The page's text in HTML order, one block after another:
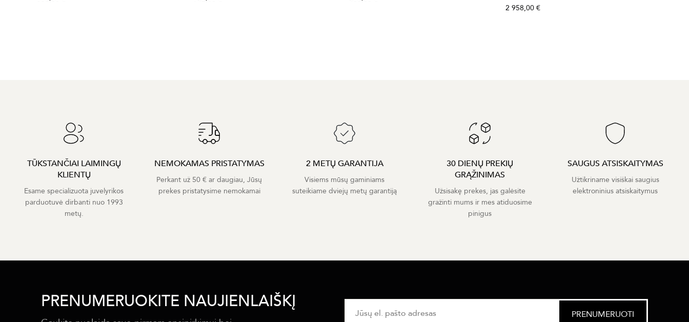
2 958,00 €
TŪKSTANČIAI LAIMINGŲ
KLIENTŲ
Esame specializuota juvelyrikos
parduotuvė dirbanti nuo 1993
metų.
NEMOKAMAS PRISTATYMAS
Perkant už 50 € ar daugiau, Jūsų
prekes pristatysime nemokamai
2 METŲ GARANTIJA
Visiems mūsų gaminiams
suteikiame dviejų metų garantiją
30 DIENŲ PREKIŲ
GRĄŽINIMAS
Užsisakę prekes, jas galėsite
gražinti mums ir mes atiduosime
pinigus
SAUGUS ATSISKAITYMAS
Užtikriname visiškai saugius
elektroninius atsiskaitymus
PRENUMERUOKITE NAUJIENLAIŠKĮ